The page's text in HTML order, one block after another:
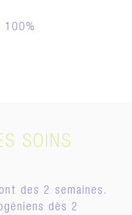
100%
SOINS
des 2 semaines.
dès 2